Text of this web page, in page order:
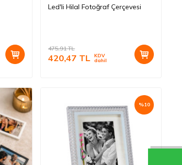
Led'li Hilal Fotoğraf Çerçevesi
475,91TL
420,47 TL KDV
dahil
%10